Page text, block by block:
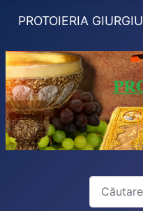
PROTOIERIA GIURGIU
Search